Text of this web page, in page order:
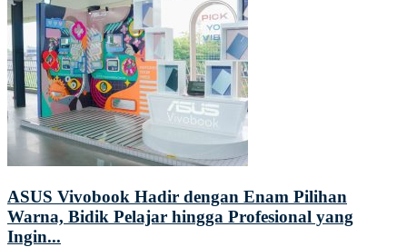
ASUS Vivobook Hadir dengan Enam Pilihan
Warna, Bidik Pelajar hingga Profesional yang
Ingin...